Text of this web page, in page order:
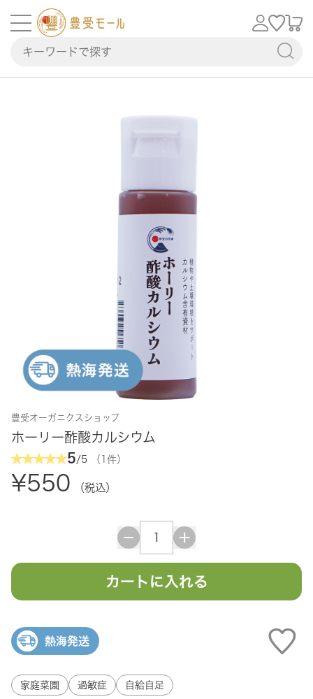
豊受オーガニクスショップ
ホーリー酢酸カルシウム
5/5 （1件）
¥550 （税込）
カートに入れる
熱海発送
家庭菜園 過敏症 自給自足